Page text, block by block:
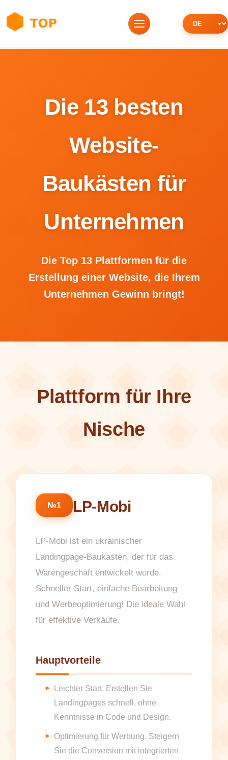
Die 13 besten
Website-
Baukästen für
Unternehmen
Die Top 13 Plattformen für die
Erstellung einer Website, die Ihrem
Unternehmen Gewinn bringt!
Plattform für Ihre
Nische
№1 LP-Mobi
LP-Mobi ist ein ukrainischer
Landingpage-Baukasten, der für das
Warengeschäft entwickelt wurde.
Schneller Start, einfache Bearbeitung
und Werbeoptimierung! Die ideale Wahl
für effektive Verkäufe.
Hauptvorteile
Leichter Start. Erstellen Sie
Landingpages schnell, ohne
Kenntnisse in Code und Design.
Optimierung für Werbung. Steigern
Sie die Conversion mit integrierten